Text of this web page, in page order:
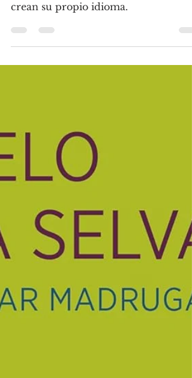
Umbral, de Roberto Abad
En Umbral se reúnen 13 cuentos de
Roberto Abad, trece espacios que
crean su propio idioma.